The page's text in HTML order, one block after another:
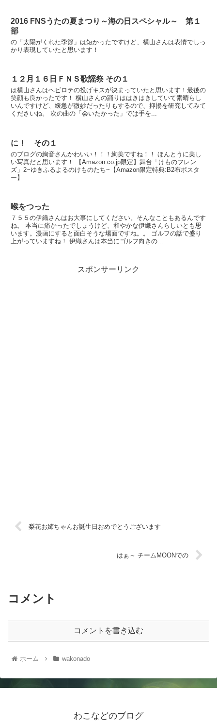
2016 FNSうたの夏まつり～海の日スペシャル～ 第１
部
の「太陽がくれた季節」は短かったですけど、横山さんは表情でしっ
かり表現していたと思います！
１２月１６日ＦＮＳ歌謡祭 その１
は横山さんはヘビロテの投げキスが決まっていたと思います！最後の
笑顔も良かったです！ 横山さんの踊りははきはきしていて素晴らし
いんですけど、緩急が微妙だったりもするので、抑揚を研究してみて
くださいね。 次の曲の「会いたかった」では手を...
に！ その１
のブログの絢音さんかわいい！！！絢美ですね！！ ほんとうに美し
い写真だと思います！ 【Amazon.co.jp限定】舞台「けものフレン
ズ」2~ゆきふるよるのけものたち~【Amazon限定特典:B2布ポスタ
ー】
喉をつった
７５５の伊織さんはお大事にしてください。そんなこともあるんです
ね。 本当に痛かったでしょうけど、和やかな伊織さんらしいとも思
います。漫画にすると面白そうな場面ですね。。 ゴルフの話で盛り
上がっていますね！ 伊織さんは本当にゴルフ向きの...
スポンサーリンク
梨花お姉ちゃんお誕生日おめでとうございます
はぁ～ チームMOONでの
コメント
コメントを書き込む
ホーム wakonado
わこなどのブログ